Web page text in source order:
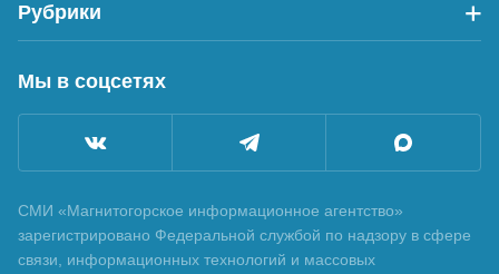
Рубрики
Мы в соцсетях
СМИ «Магнитогорское информационное агентство»
зарегистрировано Федеральной службой по надзору в сфере
связи, информационных технологий и массовых